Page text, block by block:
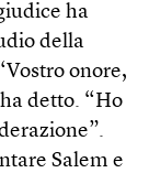
ha
della
onore,
detto. “Ho
Salem e